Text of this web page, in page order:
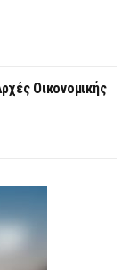
Οικονομικής